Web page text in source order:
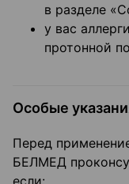
в разделе
у вас
протонной
Особые
Перед
БЕЛМЕД